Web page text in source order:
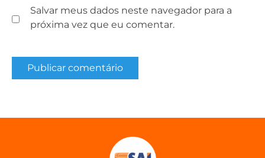
Salvar meus dados neste navegador para a
próxima vez que eu comentar.